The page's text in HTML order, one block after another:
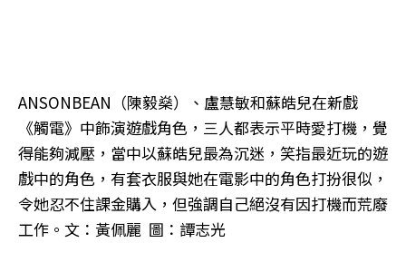
ANSONBEAN（陳毅燊）、盧慧敏和蘇皓兒在新戲
《觸電》中飾演遊戲角色，三人都表示平時愛打機，覺
得能夠減壓，當中以蘇皓兒最為沉迷，笑指最近玩的遊
戲中的角色，有套衣服與她在電影中的角色打扮很似，
令她忍不住課金購入，但強調自己絕沒有因打機而荒廢
工作。文：黃佩麗 圖：譚志光